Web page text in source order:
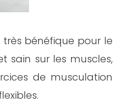
bénéfique pour le
sain sur les muscles,
de musculation